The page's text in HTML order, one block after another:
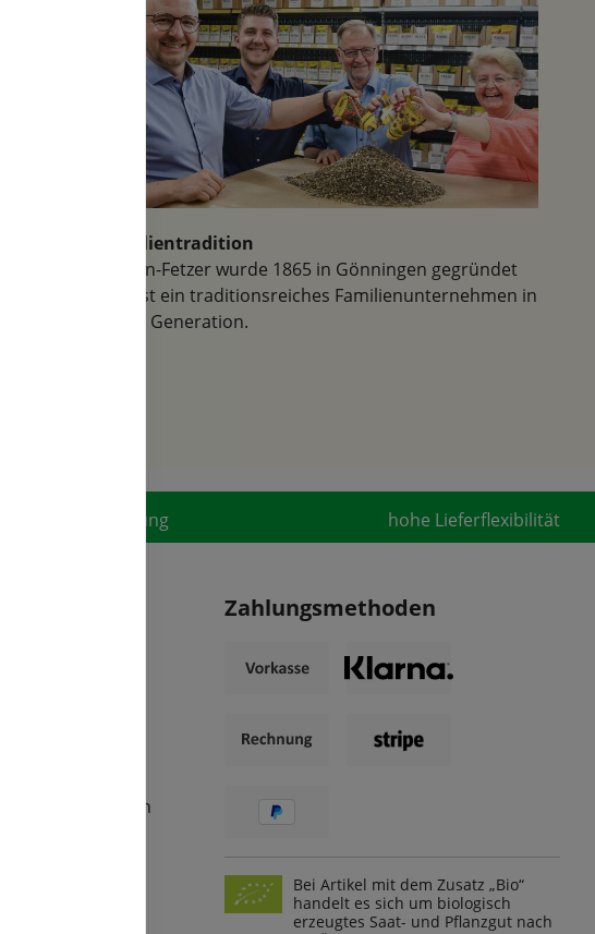
ausgeben wollte oder auch, als
was man platztechnisch im
Garten unterbringen kann, ist
nicht unerheblich. Für unseren
Bedarf sind die Packungsgrößen
etwas zu groß. Wir teilen die
Blumenzwiebeln nach der
Lieferung im Herbst stets in der
Freunden auf.
Familientradition
Samen-Fetzer wurde 1865 in Gönningen gegründet
und ist ein traditionsreiches Familienunternehmen in
der 6. Generation.
Branchenerfahrung hohe Lieferflexibilität
Zahlungsmethoden
Bei Artikel mit dem Zusatz „Bio“
handelt es sich um biologisch
erzeugtes Saat- und Pflanzgut nach